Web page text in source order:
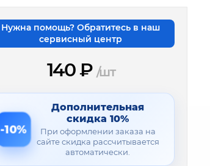
Нужна помощь? Обратитесь в наш
сервисный центр
140 ₽ /шт
-10%
Дополнительная
скидка 10%
При оформлении заказа на
сайте скидка рассчитывается
автоматически.